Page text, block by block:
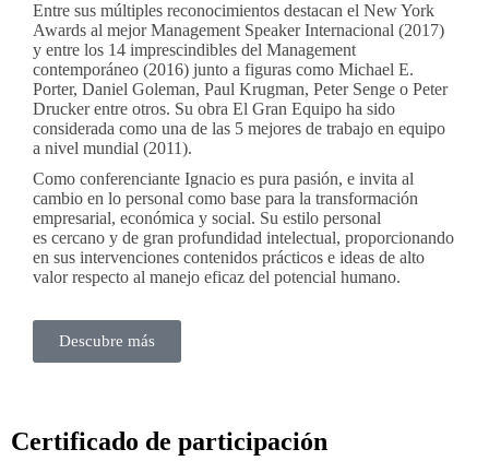
Entre sus múltiples reconocimientos destacan el New York
Awards al mejor Management Speaker Internacional (2017)
y entre los 14 imprescindibles del Management
contemporáneo (2016) junto a figuras como Michael E.
Porter, Daniel Goleman, Paul Krugman, Peter Senge o Peter
Drucker entre otros. Su obra El Gran Equipo ha sido
considerada como una de las 5 mejores de trabajo en equipo
a nivel mundial (2011).
Como conferenciante Ignacio es pura pasión, e invita al
cambio en lo personal como base para la transformación
empresarial, económica y social. Su estilo personal
es cercano y de gran profundidad intelectual, proporcionando
en sus intervenciones contenidos prácticos e ideas de alto
valor respecto al manejo eficaz del potencial humano.
Descubre más
Certificado de participación